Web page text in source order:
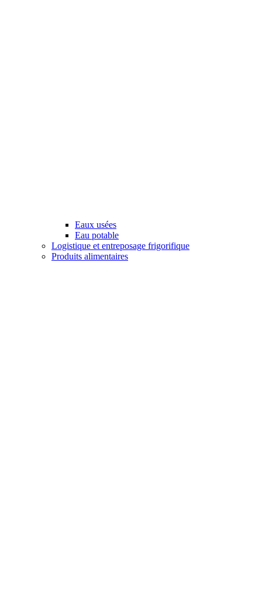
Eaux usées
Eau potable
Logistique et entreposage frigorifique
Produits alimentaires